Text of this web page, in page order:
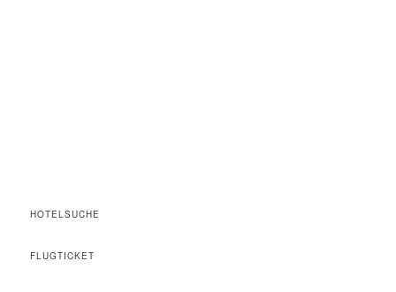
HOTELSUCHE
FLUGTICKET